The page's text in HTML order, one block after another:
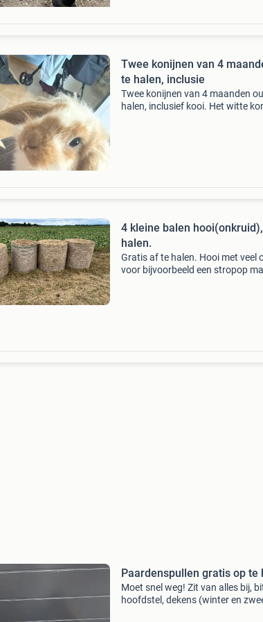
Twee konijnen van 4
te halen, inclusie
Twee konijnen van 4 maanden
halen, inclusief kooi. Het witte
4 kleine balen
halen.
Gratis af te halen. Hooi met veel
voor bijvoorbeeld een stropop
Paardenspullen gratis op te
Moet snel weg! Zit van alles bij,
hoofdstel, dekens (winter en